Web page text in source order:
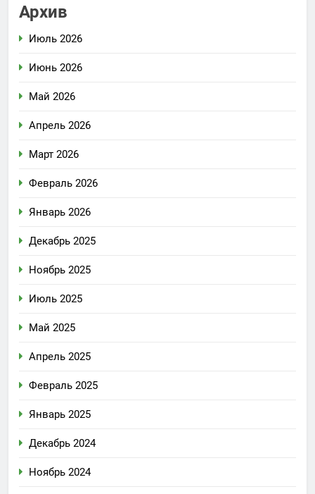
Архив
Июль 2026
Июнь 2026
Май 2026
Апрель 2026
Март 2026
Февраль 2026
Январь 2026
Декабрь 2025
Ноябрь 2025
Июль 2025
Май 2025
Апрель 2025
Февраль 2025
Январь 2025
Декабрь 2024
Ноябрь 2024